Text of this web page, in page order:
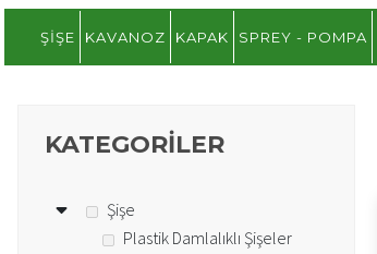
ŞIŞE KAVANOZ KAPAK SPREY - POMPA
KATEGORILER
Şişe
Plastik Damlalıklı Şişeler